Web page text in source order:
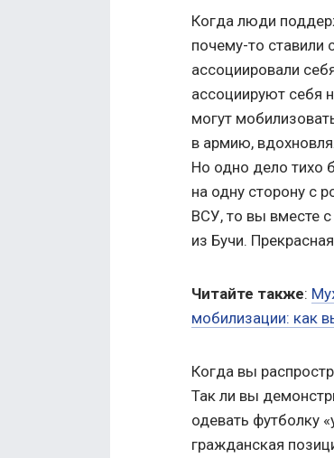
Когда люди
почему-то ставили
ассоциировали
ассоциируют себя
могут
в армию,
Но одно дело тихо
на одну сторону с
ВСУ, то вы вместе
из Бучи.
Читайте также:
мобилизации: как
Когда вы
Так ли вы
одевать футболку
гражданская